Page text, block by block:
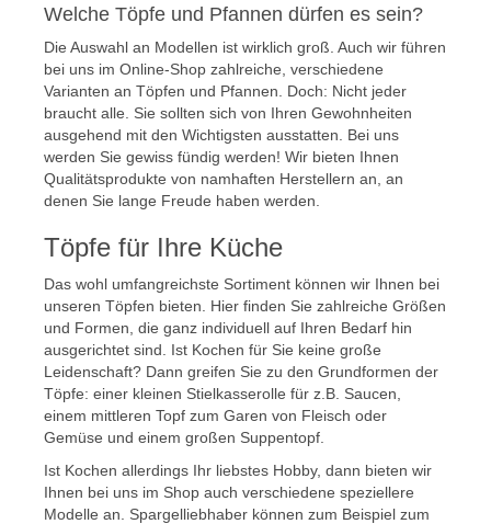
Welche Töpfe und Pfannen dürfen es sein?
Die Auswahl an Modellen ist wirklich groß. Auch wir führen
bei uns im Online-Shop zahlreiche, verschiedene
Varianten an Töpfen und Pfannen. Doch: Nicht jeder
braucht alle. Sie sollten sich von Ihren Gewohnheiten
ausgehend mit den Wichtigsten ausstatten. Bei uns
werden Sie gewiss fündig werden! Wir bieten Ihnen
Qualitätsprodukte von namhaften Herstellern an, an
denen Sie lange Freude haben werden.
Töpfe für Ihre Küche
Das wohl umfangreichste Sortiment können wir Ihnen bei
unseren Töpfen bieten. Hier finden Sie zahlreiche Größen
und Formen, die ganz individuell auf Ihren Bedarf hin
ausgerichtet sind. Ist Kochen für Sie keine große
Leidenschaft? Dann greifen Sie zu den Grundformen der
Töpfe: einer kleinen Stielkasserolle für z.B. Saucen,
einem mittleren Topf zum Garen von Fleisch oder
Gemüse und einem großen Suppentopf.
Ist Kochen allerdings Ihr liebstes Hobby, dann bieten wir
Ihnen bei uns im Shop auch verschiedene speziellere
Modelle an. Spargelliebhaber können zum Beispiel zum